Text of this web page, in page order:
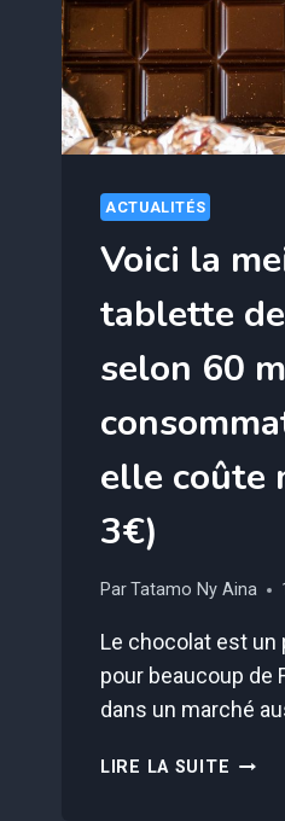
?
LA
ACTUALITÉS
Voici la
tablette
selon 60
elle coûte
3€)
ParTatamo Ny Aina
Le chocolat est un
pour beaucoup de
dans un marché
LIRE LA SUITE VOICI